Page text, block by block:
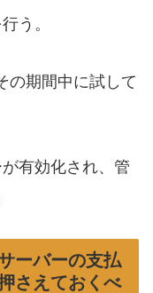
う。
の期間中に試して
有効化され、管
ーバーの支払
さえておくべ